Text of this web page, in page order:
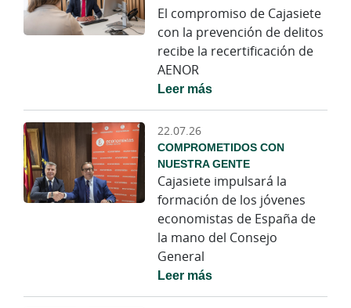
El compromiso de Cajasiete
con la prevención de delitos
recibe la recertificación de
AENOR
Leer más
22.07.26
COMPROMETIDOS CON
NUESTRA GENTE
Cajasiete impulsará la
formación de los jóvenes
economistas de España de
la mano del Consejo
General
Leer más